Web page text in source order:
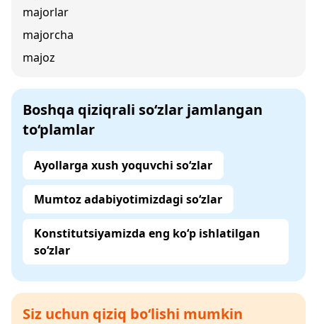
majorlar
majorcha
majoz
Boshqa qiziqrali so‘zlar jamlangan
to‘plamlar
Ayollarga xush yoquvchi so‘zlar
Mumtoz adabiyotimizdagi so‘zlar
Konstitutsiyamizda eng ko‘p ishlatilgan
so‘zlar
Siz uchun qiziq bo‘lishi mumkin